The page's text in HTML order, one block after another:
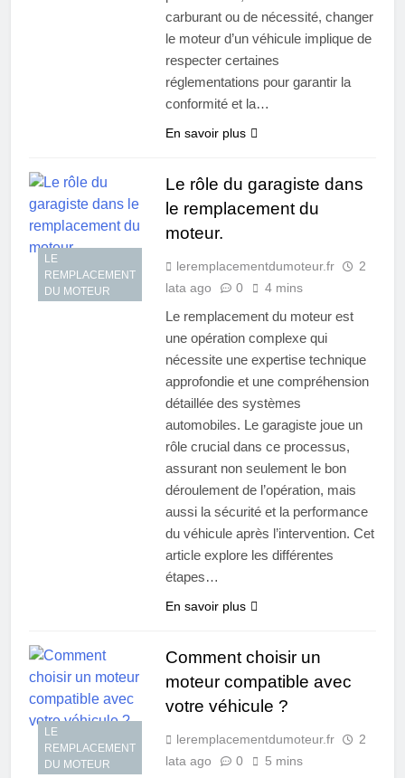
carburant ou de nécessité, changer
le moteur d’un véhicule implique de
respecter certaines
réglementations pour garantir la
conformité et la…
En savoir plus
LE
REMPLACEMENT
DU MOTEUR
Le rôle du garagiste dans
le remplacement du
moteur.
leremplacementdumoteur.fr
2
lata ago
0 4 mins
Le remplacement du moteur est
une opération complexe qui
nécessite une expertise technique
approfondie et une compréhension
détaillée des systèmes
automobiles. Le garagiste joue un
rôle crucial dans ce processus,
assurant non seulement le bon
déroulement de l’opération, mais
aussi la sécurité et la performance
du véhicule après l’intervention. Cet
article explore les différentes
étapes…
En savoir plus
LE
REMPLACEMENT
DU MOTEUR
Comment choisir un
moteur compatible avec
votre véhicule ?
leremplacementdumoteur.fr
2
lata ago
0 5 mins